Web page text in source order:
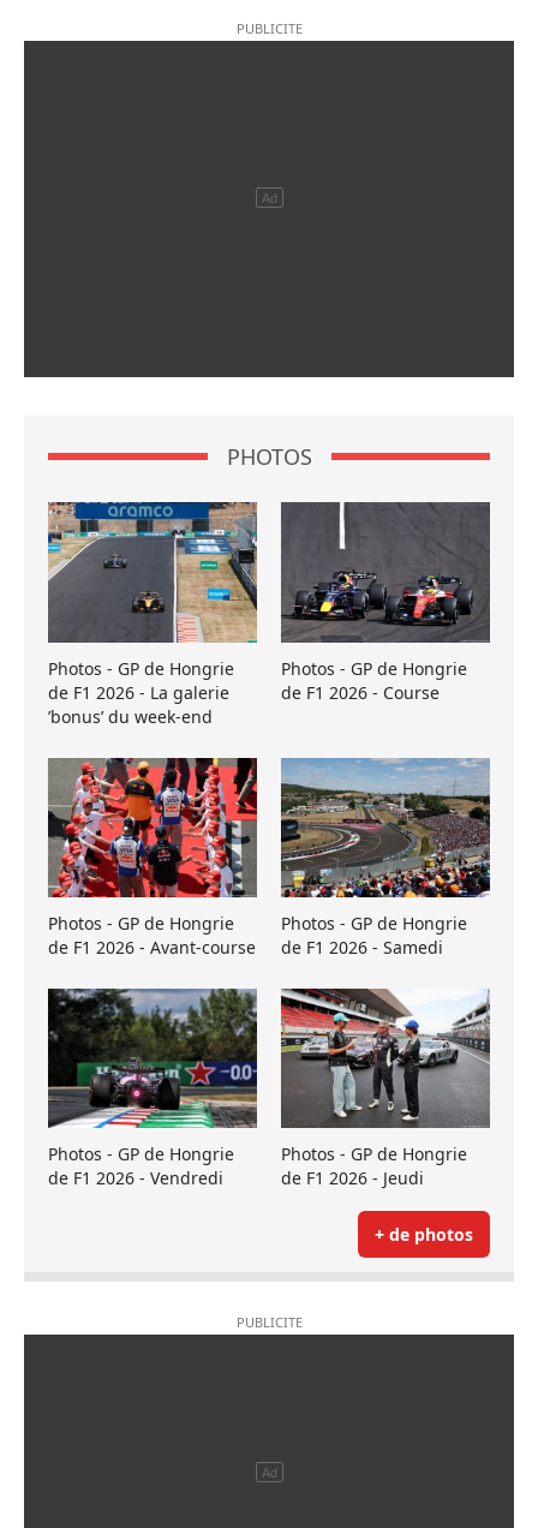
PHOTOS
Photos - GP de Hongrie
de F1 2026 - La galerie
’bonus’ du week-end
Photos - GP de Hongrie
de F1 2026 - Course
Photos - GP de Hongrie
de F1 2026 - Avant-course
Photos - GP de Hongrie
de F1 2026 - Samedi
Photos - GP de Hongrie
de F1 2026 - Vendredi
Photos - GP de Hongrie
de F1 2026 - Jeudi
+ de photos